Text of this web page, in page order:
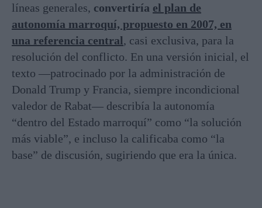
líneas generales, convertiría el plan de
autonomía marroquí, propuesto en 2007, en
una referencia central, casi exclusiva, para la
resolución del conflicto. En una versión inicial, el
texto —patrocinado por la administración de
Donald Trump y Francia, siempre incondicional
valedor de Rabat— describía la autonomía
“dentro del Estado marroquí” como “la solución
más viable”, e incluso la calificaba como “la
base” de discusión, sugiriendo que era la única.